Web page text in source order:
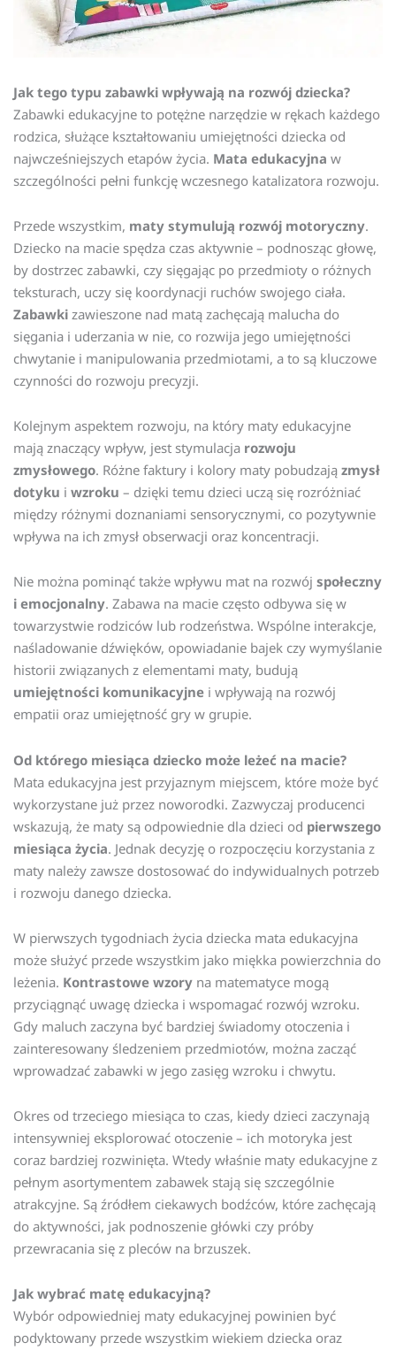
Jak tego typu zabawki wpływają na rozwój dziecka?
Zabawki edukacyjne to potężne narzędzie w rękach każdego
rodzica, służące kształtowaniu umiejętności dziecka od
najwcześniejszych etapów życia. Mata edukacyjna w
szczególności pełni funkcję wczesnego katalizatora rozwoju.
Przede wszystkim, maty stymulują rozwój motoryczny.
Dziecko na macie spędza czas aktywnie – podnosząc głowę,
by dostrzec zabawki, czy sięgając po przedmioty o różnych
teksturach, uczy się koordynacji ruchów swojego ciała.
Zabawki zawieszone nad matą zachęcają malucha do
sięgania i uderzania w nie, co rozwija jego umiejętności
chwytanie i manipulowania przedmiotami, a to są kluczowe
czynności do rozwoju precyzji.
Kolejnym aspektem rozwoju, na który maty edukacyjne
mają znaczący wpływ, jest stymulacja rozwoju
zmysłowego. Różne faktury i kolory maty pobudzają zmysł
dotyku i wzroku – dzięki temu dzieci uczą się rozróżniać
między różnymi doznaniami sensorycznymi, co pozytywnie
wpływa na ich zmysł obserwacji oraz koncentracji.
Nie można pominąć także wpływu mat na rozwój społeczny
i emocjonalny. Zabawa na macie często odbywa się w
towarzystwie rodziców lub rodzeństwa. Wspólne interakcje,
naśladowanie dźwięków, opowiadanie bajek czy wymyślanie
historii związanych z elementami maty, budują
umiejętności komunikacyjne i wpływają na rozwój
empatii oraz umiejętność gry w grupie.
Od którego miesiąca dziecko może leżeć na macie?
Mata edukacyjna jest przyjaznym miejscem, które może być
wykorzystane już przez noworodki. Zazwyczaj producenci
wskazują, że maty są odpowiednie dla dzieci od pierwszego
miesiąca życia. Jednak decyzję o rozpoczęciu korzystania z
maty należy zawsze dostosować do indywidualnych potrzeb
i rozwoju danego dziecka.
W pierwszych tygodniach życia dziecka mata edukacyjna
może służyć przede wszystkim jako miękka powierzchnia do
leżenia. Kontrastowe wzory na matematyce mogą
przyciągnąć uwagę dziecka i wspomagać rozwój wzroku.
Gdy maluch zaczyna być bardziej świadomy otoczenia i
zainteresowany śledzeniem przedmiotów, można zacząć
wprowadzać zabawki w jego zasięg wzroku i chwytu.
Okres od trzeciego miesiąca to czas, kiedy dzieci zaczynają
intensywniej eksplorować otoczenie – ich motoryka jest
coraz bardziej rozwinięta. Wtedy właśnie maty edukacyjne z
pełnym asortymentem zabawek stają się szczególnie
atrakcyjne. Są źródłem ciekawych bodźców, które zachęcają
do aktywności, jak podnoszenie główki czy próby
przewracania się z pleców na brzuszek.
Jak wybrać matę edukacyjną?
Wybór odpowiedniej maty edukacyjnej powinien być
podyktowany przede wszystkim wiekiem dziecka oraz